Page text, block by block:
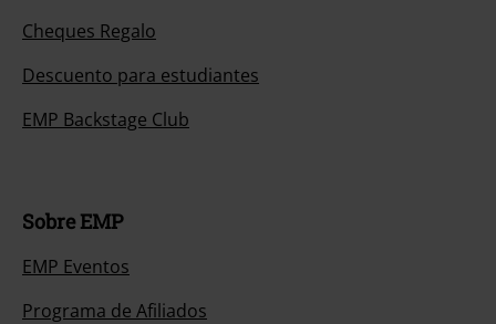
Cheques Regalo
Descuento para estudiantes
EMP Backstage Club
Sobre EMP
EMP Eventos
Programa de Afiliados